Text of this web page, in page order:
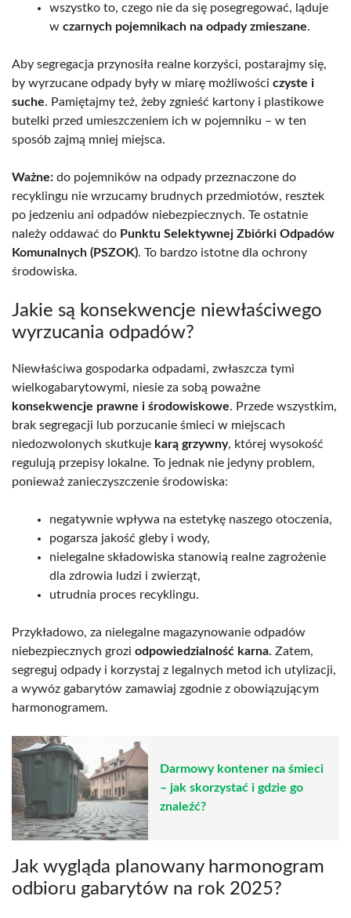
wszystko to, czego nie da się posegregować, ląduje
w czarnych pojemnikach na odpady zmieszane.
Aby segregacja przynosiła realne korzyści, postarajmy się,
by wyrzucane odpady były w miarę możliwości czyste i
suche. Pamiętajmy też, żeby zgnieść kartony i plastikowe
butelki przed umieszczeniem ich w pojemniku – w ten
sposób zajmą mniej miejsca.
Ważne: do pojemników na odpady przeznaczone do
recyklingu nie wrzucamy brudnych przedmiotów, resztek
po jedzeniu ani odpadów niebezpiecznych. Te ostatnie
należy oddawać do Punktu Selektywnej Zbiórki Odpadów
Komunalnych (PSZOK). To bardzo istotne dla ochrony
środowiska.
Jakie są konsekwencje niewłaściwego
wyrzucania odpadów?
Niewłaściwa gospodarka odpadami, zwłaszcza tymi
wielkogabarytowymi, niesie za sobą poważne
konsekwencje prawne i środowiskowe. Przede wszystkim,
brak segregacji lub porzucanie śmieci w miejscach
niedozwolonych skutkuje karą grzywny, której wysokość
regulują przepisy lokalne. To jednak nie jedyny problem,
ponieważ zanieczyszczenie środowiska:
negatywnie wpływa na estetykę naszego otoczenia,
pogarsza jakość gleby i wody,
nielegalne składowiska stanowią realne zagrożenie
dla zdrowia ludzi i zwierząt,
utrudnia proces recyklingu.
Przykładowo, za nielegalne magazynowanie odpadów
niebezpiecznych grozi odpowiedzialność karna. Zatem,
segreguj odpady i korzystaj z legalnych metod ich utylizacji,
a wywóz gabarytów zamawiaj zgodnie z obowiązującym
harmonogramem.
Darmowy kontener na śmieci
– jak skorzystać i gdzie go
znaleźć?
Jak wygląda planowany harmonogram
odbioru gabarytów na rok 2025?